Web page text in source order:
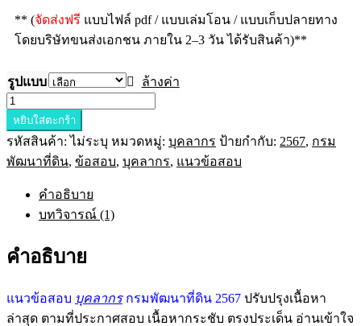
** (จัดส่งฟรี แบบไฟล์ pdf / แบบเล่มโอน / แบบเก็บปลายทาง
โดยบริษัทขนส่งเอกชน ภายใน 2–3 วัน ได้รับสินค้า)**
รูปแบบ ล้างค่า
หยิบใส่ตะกร้า
รหัสสินค้า:ไม่ระบุ หมวดหมู่: บุคลากร ป้ายกำกับ: 2567, กรม
พัฒนาที่ดิน, ข้อสอบ, บุคลากร, แนวข้อสอบ
คำอธิบาย
บทวิจารณ์ (1)
คำอธิบาย
แนวข้อสอบ บุคลากรกรมพัฒนาที่ดิน 2567 ปรับปรุงเนื้อหา
ล่าสุด ตามที่ประกาศสอบ เนื้อหากระชับ ตรงประเด็น อ่านเข้าใจ